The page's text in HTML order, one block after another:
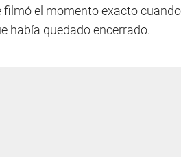
filmó el momento exacto
había quedado encerrado.